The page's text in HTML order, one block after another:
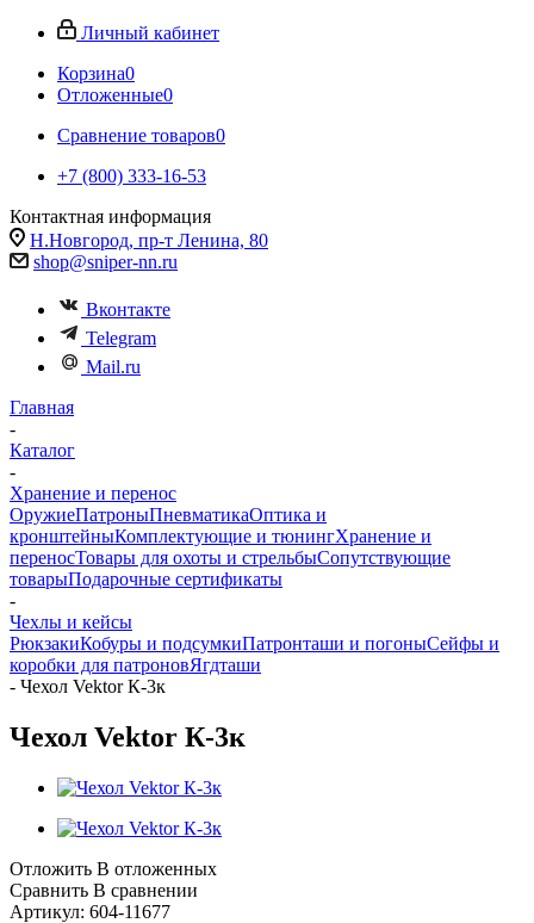
Личный кабинет
Корзина0
Отложенные0
Сравнение товаров0
+7 (800) 333-16-53
Контактная информация
Н.Новгород, пр-т Ленина, 80
shop@sniper-nn.ru
Вконтакте
Telegram
Mail.ru
Главная
-
Каталог
-
Хранение и перенос
ОружиеПатроныПневматикаОптика и
кронштейныКомплектующие и тюнингХранение и
переносТовары для охоты и стрельбыСопутствующие
товарыПодарочные сертификаты
-
Чехлы и кейсы
РюкзакиКобуры и подсумкиПатронташи и погоныСейфы и
коробки для патроновЯгдташи
- Чехол Vektor К-3к
Чехол Vektor К-3к
Отложить В отложенных
Сравнить В сравнении
Артикул: 604-11677